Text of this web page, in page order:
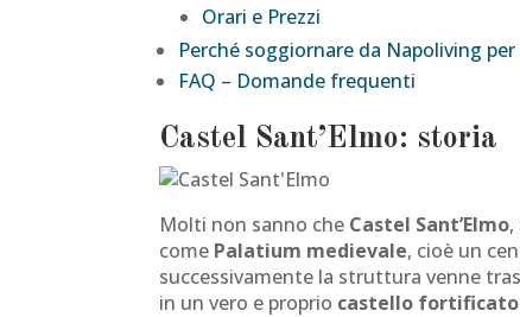
Orari e Prezzi
Perché soggiornare da Napoliving per
FAQ – Domande frequenti
Castel Sant’Elmo: storia
Molti non sanno che Castel Sant’Elmo
come Palatium medievale, cioè un
successivamente la struttura venne
in un vero e proprio castello fortificato